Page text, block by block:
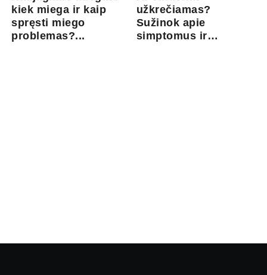
kiek miega ir kaip
spręsti miego
problemas?...
užkrečiamas?
Sužinok apie
simptomus ir